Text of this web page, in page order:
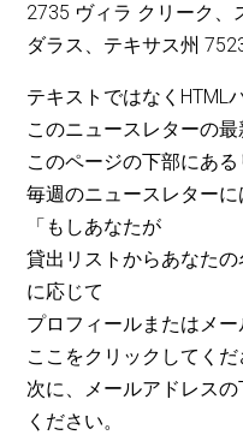
2735 ヴィラ クリーク、
ダラス、テキサス州
テキストではなくHTML
このニュースレターの
このページの下部にある
毎週のニュースレターに
「もしあなたが
貸出リストからあなた
に応じて
プロフィールまたはメー
ここをクリックしてくだ
次に、メールアドレス
ください。